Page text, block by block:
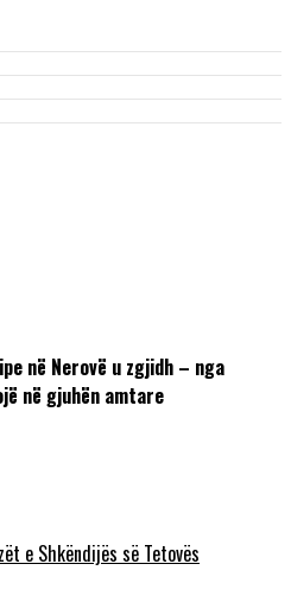
në Nerovë u zgjidh – nga
në gjuhën amtare
e Shkëndijës së Tetovës